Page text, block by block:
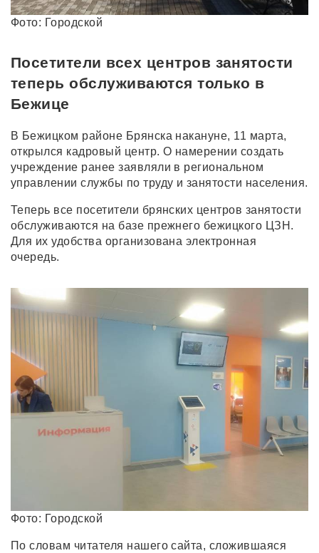
Фото: Городской
Посетители всех центров занятости
теперь обслуживаются только в
Бежице
В Бежицком районе Брянска накануне, 11 марта,
открылся кадровый центр. О намерении создать
учреждение ранее заявляли в региональном
управлении службы по труду и занятости населения.
Теперь все посетители брянских центров занятости
обслуживаются на базе прежнего бежицкого ЦЗН.
Для их удобства организована электронная
очередь.
Фото: Городской
По словам читателя нашего сайта, сложившаяся